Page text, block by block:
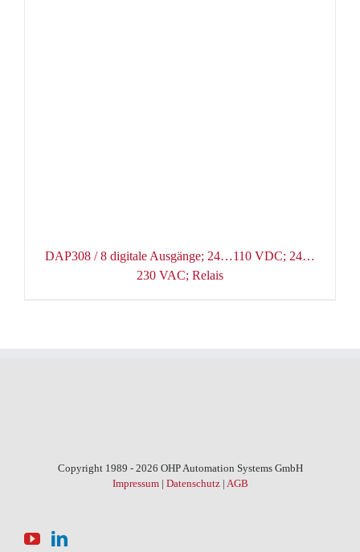
DAP308 / 8 digitale Ausgänge; 24…110 VDC; 24…
230 VAC; Relais
Copyright 1989 - 2026 OHP Automation Systems GmbH
Impressum| Datenschutz| AGB